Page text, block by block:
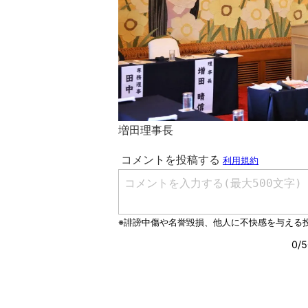
増田理事長